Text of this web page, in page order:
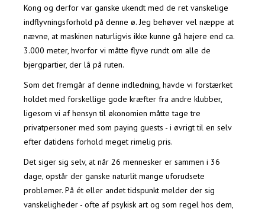
Kong og derfor var ganske ukendt med de ret vanskelige
indflyvningsforhold på denne ø. Jeg behøver vel næppe at
nævne, at maskinen naturligvis ikke kunne gå højere end ca.
3.000 meter, hvorfor vi måtte flyve rundt om alle de
bjergpartier, der lå på ruten.
Som det fremgår af denne indledning, havde vi forstærket
holdet med forskellige gode kræfter fra andre klubber,
ligesom vi af hensyn til økonomien måtte tage tre
privatpersoner med som paying guests - i øvrigt til en selv
efter datidens forhold meget rimelig pris.
Det siger sig selv, at når 26 mennesker er sammen i 36
dage, opstår der ganske naturlit mange uforudsete
problemer. På ét eller andet tidspunkt melder der sig
vanskeligheder - ofte af psykisk art og som regel hos dem,